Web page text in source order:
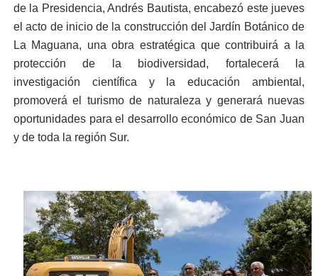
de la Presidencia, Andrés Bautista, encabezó este jueves
el acto de inicio de la construcción del Jardín Botánico de
La Maguana, una obra estratégica que contribuirá a la
protección de la biodiversidad, fortalecerá la
investigación científica y la educación ambiental,
promoverá el turismo de naturaleza y generará nuevas
oportunidades para el desarrollo económico de San Juan
y de toda la región Sur.